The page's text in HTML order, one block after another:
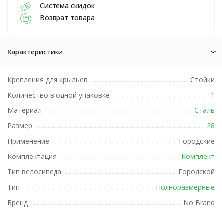
Система скидок
Возврат товара
Характеристики
Крепления для крыльев
Стойки
Количество в одной упаковке
1
Материал
Сталь
Размер
28
Применение
Городские
Комплектация
Комплект
Тип велосипеда
Городской
Тип
Полноразмерные
Бренд
No Brand